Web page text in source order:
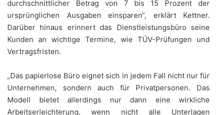
durchschnittlicher Betrag von 7 bis 15 Prozent der
ursprünglichen Ausgaben einsparen“, erklärt Kettner.
Darüber hinaus erinnert das Dienstleistungsbüro seine
Kunden an wichtige Termine, wie TÜV-Prüfungen und
Vertragsfristen.
„Das papierlose Büro eignet sich in jedem Fall nicht nur für
Unternehmen, sondern auch für Privatpersonen. Das
Modell bietet allerdings nur dann eine wirkliche
Arbeitserleichterung, wenn nicht alle Unterlagen